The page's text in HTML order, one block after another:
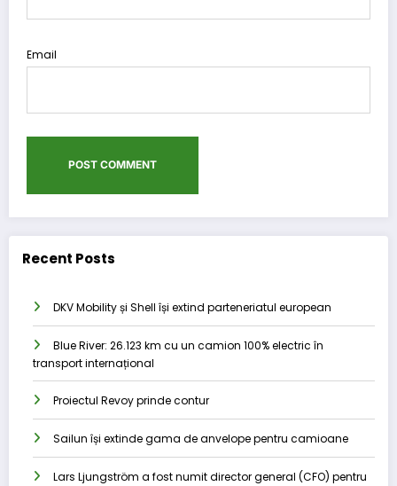
Email
Recent Posts
DKV Mobility și Shell își extind parteneriatul european
Blue River: 26.123 km cu un camion 100% electric în
transport internațional
Proiectul Revoy prinde contur
Sailun își extinde gama de anvelope pentru camioane
Lars Ljungström a fost numit director general (CFO) pentru